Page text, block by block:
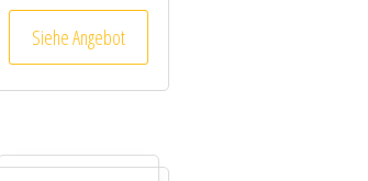
Siehe Angebot